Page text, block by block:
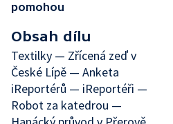
pomohou
Obsah dílu
Textilky — Zřícená zeď v
České Lípě — Anketa
iReportérů — iReportéři —
Robot za katedrou —